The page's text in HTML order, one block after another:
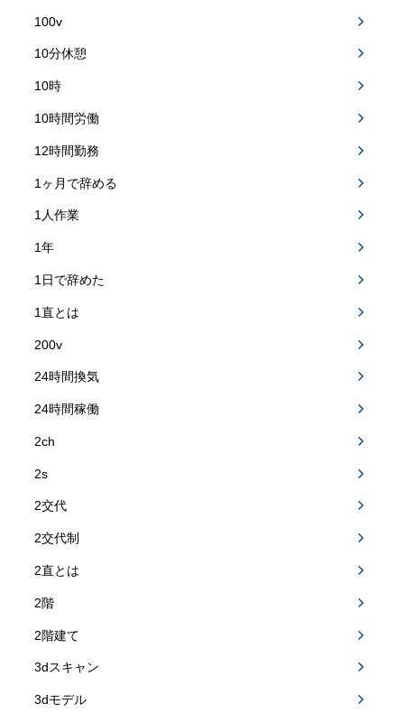
100v
10分休憩
10時
10時間労働
12時間勤務
1ヶ月で辞める
1人作業
1年
1日で辞めた
1直とは
200v
24時間換気
24時間稼働
2ch
2s
2交代
2交代制
2直とは
2階
2階建て
3dスキャン
3dモデル